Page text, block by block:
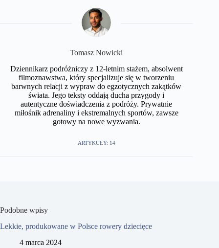
Tomasz Nowicki
Dziennikarz podróżniczy z 12-letnim stażem, absolwent
filmoznawstwa, który specjalizuje się w tworzeniu
barwnych relacji z wypraw do egzotycznych zakątków
świata. Jego teksty oddają ducha przygody i
autentyczne doświadczenia z podróży. Prywatnie
miłośnik adrenaliny i ekstremalnych sportów, zawsze
gotowy na nowe wyzwania.
ARTYKUŁY: 14
Podobne wpisy
Lekkie, produkowane w Polsce rowery dziecięce
4 marca 2024